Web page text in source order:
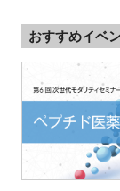
おすすめイベ